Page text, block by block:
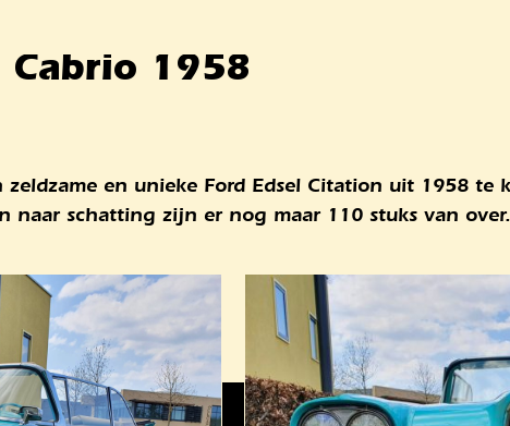
1958
zeldzame en unieke Ford Edsel Citation uit 1958
naar schatting zijn er nog maar 110 stuks van over.